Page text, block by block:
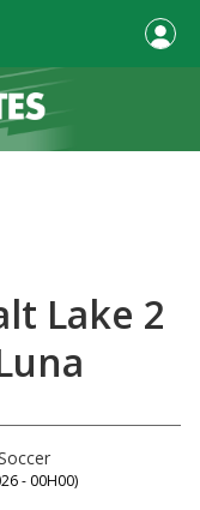
Lake 2
- 00H00)